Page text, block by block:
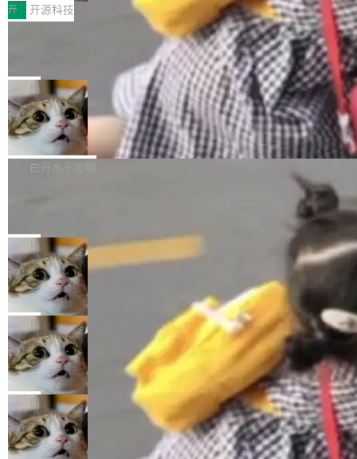
就绪要花数秒。如果未来有十...
文，标题只有六个字：Apple is getting this wro
ng。 然后，它把邮件往来和 iMessage 聊天记
录全贴了出来。 他发错人了 苹果外部律师 Gabr
iel Gross 来自 Weil 律所，2 月 23 日下午 5:53
给 OpenAI 总法律顾问 Che Chang 发了封邮
件，附了一封长信，要求 OpenAI 配合调查前苹
果员工带走机密信...
I MatePad Edge应用市场，直接下载即可使
用，与鸿蒙电脑上的体验一致。值得一提的是，
这是目前市面上唯一支持平板接入WorkBuddy P
C版的产品，搭载“人机双写”重磅功能——你写
你的，AI写AI的，同屏协作互不干扰。一句话让
AI帮你干活，现在开启全新体验！ 温馨提示：
体验WorkBuddy鸿蒙PC版前，请将 HUAWEI M
atePad Edge 升级至 HarmonyOS 6.1.0.135S
P9 patch03及以上版本。 *升级路径：设置 > 搜
开 开源科技
FFmpeg 9.0 发布：代号“Lei”，以此纪
全球知名开源多媒体框架 FFmpeg 今天正式发
布了 9.0 版本。这个版本除了带来新一代音视频
处理能力和硬件加速支持之外，还有一个特殊之
处：FFmpeg 9.0 的代号是“Lei”。 这个名字，
来自中国开发者雷霄骅（Lei Xiaohua）。 对于
很多中国音视频开发者而言，这个名字并不陌
“启蒙老师”。 而今年，恰好是雷霄骅离世十周
年。FFmpeg 社区最终选择用一个大版本的名
字，留下了这份纪念。 雷霄骅曾是中国传媒大学
数字电视技术方向的博士生，长期从事视频、音
频技...
局
亚马逊成本失控：AI 写代码烧掉 1215
万元，超预算 860%
外媒近日曝光了亚马逊的多份内部报告显示，AI
导致公司在多个项目上超支。《金融时报》报道
编写程序，目标是完成电商平台作者信息与商品
列表的数据匹配 —— 一项常规的数据处理任
务，最终却产生了 180 万美元的账单，实际支出
超出原定预算 860%。 更令人意外的是，该项目
最终并未成功落地，而高额算力消耗持续运行长
达 5 个月，公司直到财务对账时才察觉异常。这
意味着一个无人看管的 AI 程序，在近半年时间
里日夜不停地"烧钱"。 复盘显示，...
白开水不加糖
e CEO Clément Delangue 在 CNBC 的采访里
没有拐弯抹角。他说中国正在赢得 AI 竞赛，而
且按目前的速度，中国 AI 工具预计在今年底或
2027 年就能追上美国前沿实验室的水平。 Dela
ngue 把原因归结为一件事：开放协作。中国的
AI 开发者在一个共享和协作的生态里加速迭代，
而美国模型厂商在"闭门造车"。他的原话是 "buil
ding in silos"——各自为战，互不通气。 这个判
断从他嘴里说出来分量不同。Hugging Face 是
全球最大的开源 AI 平台，上面跑着上百万个模
型。谁在开源赛道上领先，...
局
当 AI agent 把源码变成了最好的扩展系
统，开发者工具必须开源
五年前，David Crawshaw 问过很多软件工程师
一个问题：你写过什么给自己用的程序？答案几
乎都是没有。工程师们整天用别人写的程序写程
序给别人用。偶尔有人自己写个博客系统、智能
家居控制、家庭实验室，都算稀奇事。 Crawsh
aw 是 Shelley 的作者，一个开源 AI coding age
nt。他最近在博客上写了一篇文章，核心论点很
简单：开发者工具必须开源。 理由不是传统的自
由软件情怀，而是一个跟 AI agent 直接相关的
局
DeepSeek Harness 宣布内测邀请，全
网最大规模开源 Agent 路演现场诞生
一条内测招募帖，发出去的时候大概没人想到它
会变成一场开源 Agent 生态的路演。 8月1日，
DeepSeek Harness 团队负责人崔添翼（tiany
i）在 X 上发帖： 「如果你是 Agent Harness 相
局
商汤 SenseNova U1.5-Lite-Preview